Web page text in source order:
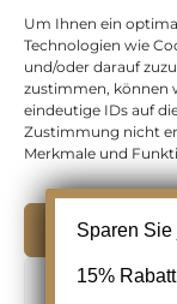
Um Ihnen ein
Technologien wie
und/oder darauf
zustimmen, können
eindeutige IDs auf
Zustimmung nicht
Merkmale und
Copyright
Sparen Sie
15%